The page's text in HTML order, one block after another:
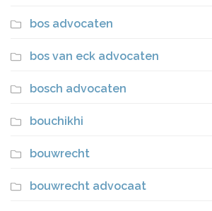
bos advocaten
bos van eck advocaten
bosch advocaten
bouchikhi
bouwrecht
bouwrecht advocaat